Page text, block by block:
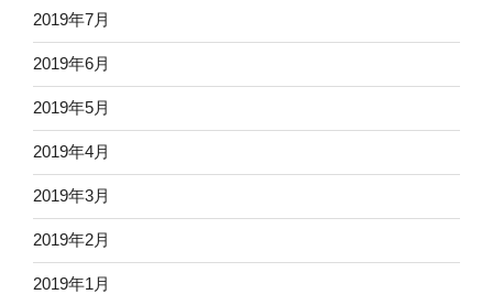
2019年7月
2019年6月
2019年5月
2019年4月
2019年3月
2019年2月
2019年1月